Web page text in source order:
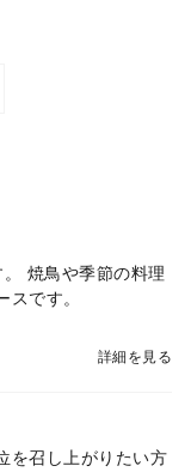
焼鳥や季節の料理
スです。
詳細を見る
を召し上がりたい方